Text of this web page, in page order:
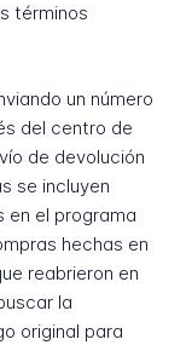
términos
un número
del centro de
de devolución
se incluyen
en el programa
hechas en
reabrieron en
la
original para